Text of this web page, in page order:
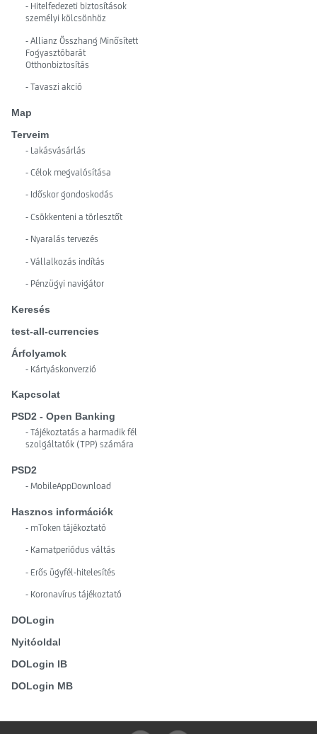
- Hitelfedezeti biztosítások
személyi kölcsönhöz
- Allianz Összhang Minősített
Fogyasztóbarát
Otthonbiztosítás
- Tavaszi akció
Map
Terveim
- Lakásvásárlás
- Célok megvalósítása
- Időskor gondoskodás
- Csökkenteni a törlesztőt
- Nyaralás tervezés
- Vállalkozás indítás
- Pénzügyi navigátor
Keresés
test-all-currencies
Árfolyamok
- Kártyáskonverzió
Kapcsolat
PSD2 - Open Banking
- Tájékoztatás a harmadik fél
szolgáltatók (TPP) számára
PSD2
- MobileAppDownload
Hasznos információk
- mToken tájékoztató
- Kamatperiódus váltás
- Erős ügyfél-hitelesítés
- Koronavírus tájékoztató
DOLogin
Nyitóoldal
DOLogin IB
DOLogin MB